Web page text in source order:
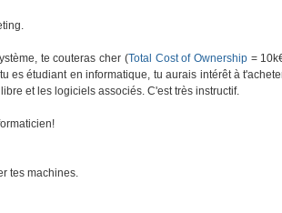
te couteras cher (Total Cost of Ownership =
es étudiant en informatique, tu aurais intérêt à
et les logiciels associés. C'est très instructif.
tes machines.